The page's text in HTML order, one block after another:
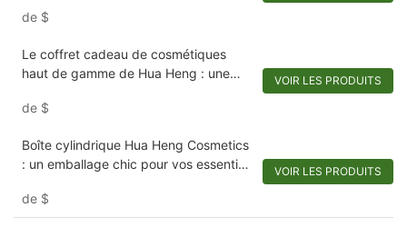
de $
Le coffret cadeau de cosmétiques
haut de gamme de Hua Heng : une
beauté
de $
VOIR LES PRODUITS
Boîte cylindrique Hua Heng Cosmetics
: un emballage chic pour vos essentiels
de $
VOIR LES PRODUITS